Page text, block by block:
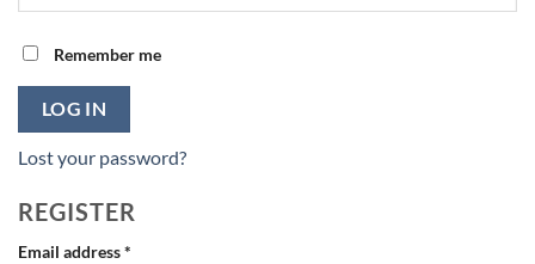
Remember me
LOG IN
Lost your password?
REGISTER
Email address*